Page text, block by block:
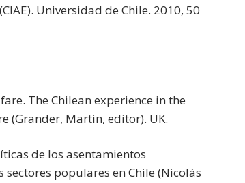
Universidad de Chile. 2010, 50
The Chilean experience in the
(Grander, Martin, editor). UK.
de los asentamientos
populares en Chile (Nicolás